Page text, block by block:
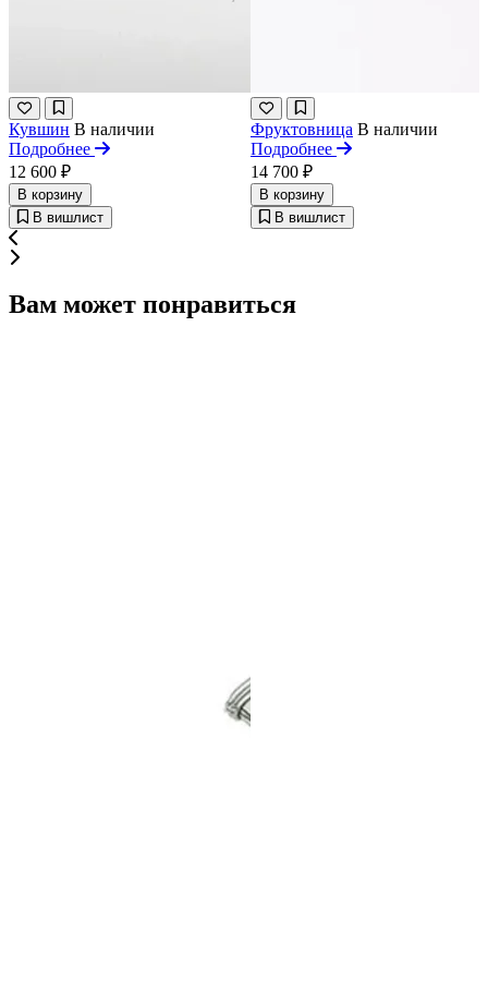
Кувшин В наличии
Подробнее
12 600 ₽
В корзину
В вишлист
Фруктовница В наличии
Подробнее
14 700 ₽
В корзину
В вишлист
Вам может понравиться